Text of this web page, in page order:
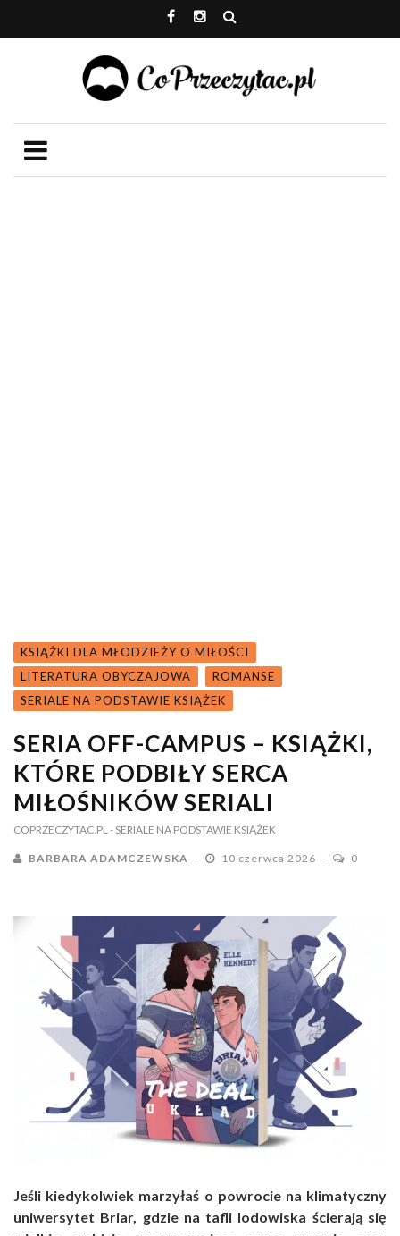
KSIĄŻKI DLA MŁODZIEŻY O MIŁOŚCI
LITERATURA OBYCZAJOWA
ROMANSE
SERIALE NA PODSTAWIE KSIĄŻEK
SERIA OFF-CAMPUS – KSIĄŻKI,
KTÓRE PODBIŁY SERCA
MIŁOŚNIKÓW SERIALI
COPRZECZYTAC.PL - SERIALE NA PODSTAWIE KSIĄŻEK
BARBARA ADAMCZEWSKA 10 czerwca 2026 0
Jeśli kiedykolwiek marzyłaś o powrocie na klimatyczny
uniwersytet Briar, gdzie na tafli lodowiska ścierają się